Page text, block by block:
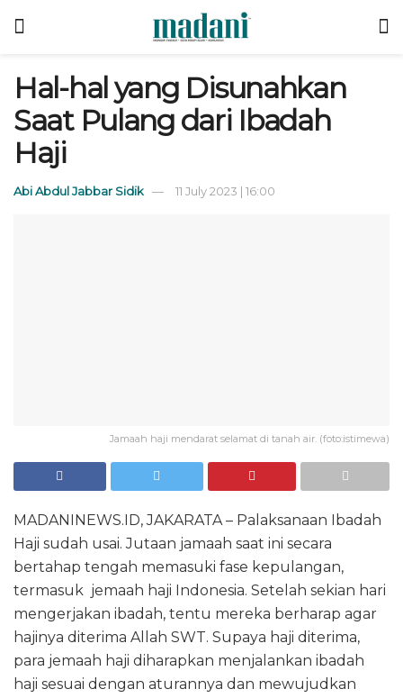
Hal-hal yang Disunahkan
Saat Pulang dari Ibadah
Haji
Abi Abdul Jabbar Sidik 11 July 2023 | 16:00
Jamaah haji mendarat selamat di tanah air. (foto:istimewa)
MADANINEWS.ID, JAKARATA – Palaksanaan Ibadah
Haji sudah usai. Jutaan jamaah saat ini secara
bertahap tengah memasuki fase kepulangan,
termasuk jemaah haji Indonesia. Setelah sekian hari
mengerjakan ibadah, tentu mereka berharap agar
hajinya diterima Allah SWT. Supaya haji diterima,
para jemaah haji diharapkan menjalankan ibadah
haji sesuai dengan aturannya dan mewujudkan